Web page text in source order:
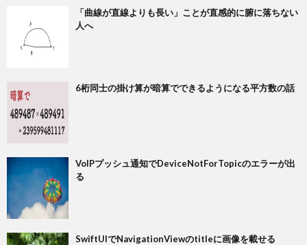
「曲線が直線よりも長い」ことが直感的に腑に落ちない
人へ
6桁同士の掛け算が暗算でできるようになる平方数の話
VoIPプッシュ通知でDeviceNotForTopicのエラーが出
る
SwiftUIでNavigationViewのtitleに画像を載せる